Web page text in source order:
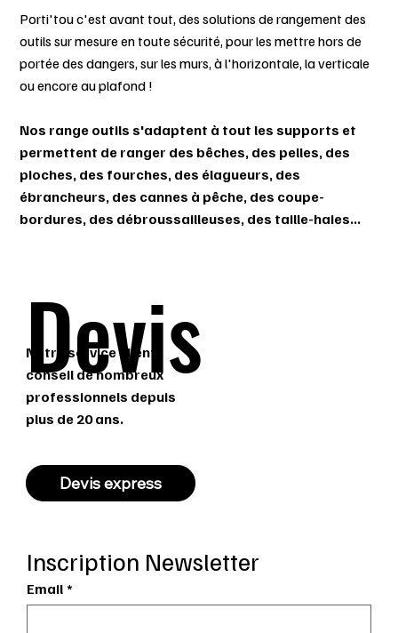
Porti'tou c'est avant tout, des solutions de rangement des
outils sur mesure en toute sécurité, pour les mettre hors de
portée des dangers, sur les murs, à l'horizontale, la verticale
ou encore au plafond !
Nos range outils s'adaptent à tout les supports et
permettent de ranger des bêches, des pelles, des
pioches, des fourches, des élagueurs, des
ébrancheurs, des cannes à pêche, des coupe-
bordures, des débroussailleuses, des taille-haies...
Devis
Notre service client
conseil de nombreux
professionnels depuis
plus de 20 ans.
Devis express
Inscription Newsletter
Email *